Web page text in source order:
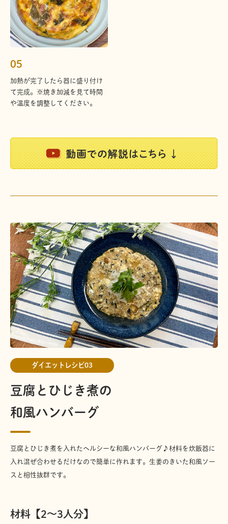
05
加熱が完了したら器に盛り付け
て完成。※焼き加減を見て時間
や温度を調整してください。
ダイエットレシピ03
豆腐とひじき煮の
和風ハンバーグ
豆腐とひじき煮を入れたヘルシーな和風ハンバーグ♪材料を炊飯器に
入れ混ぜ合わせるだけなので簡単に作れます。生姜のきいた和風ソー
スと相性抜群です。
材料【2～3人分】